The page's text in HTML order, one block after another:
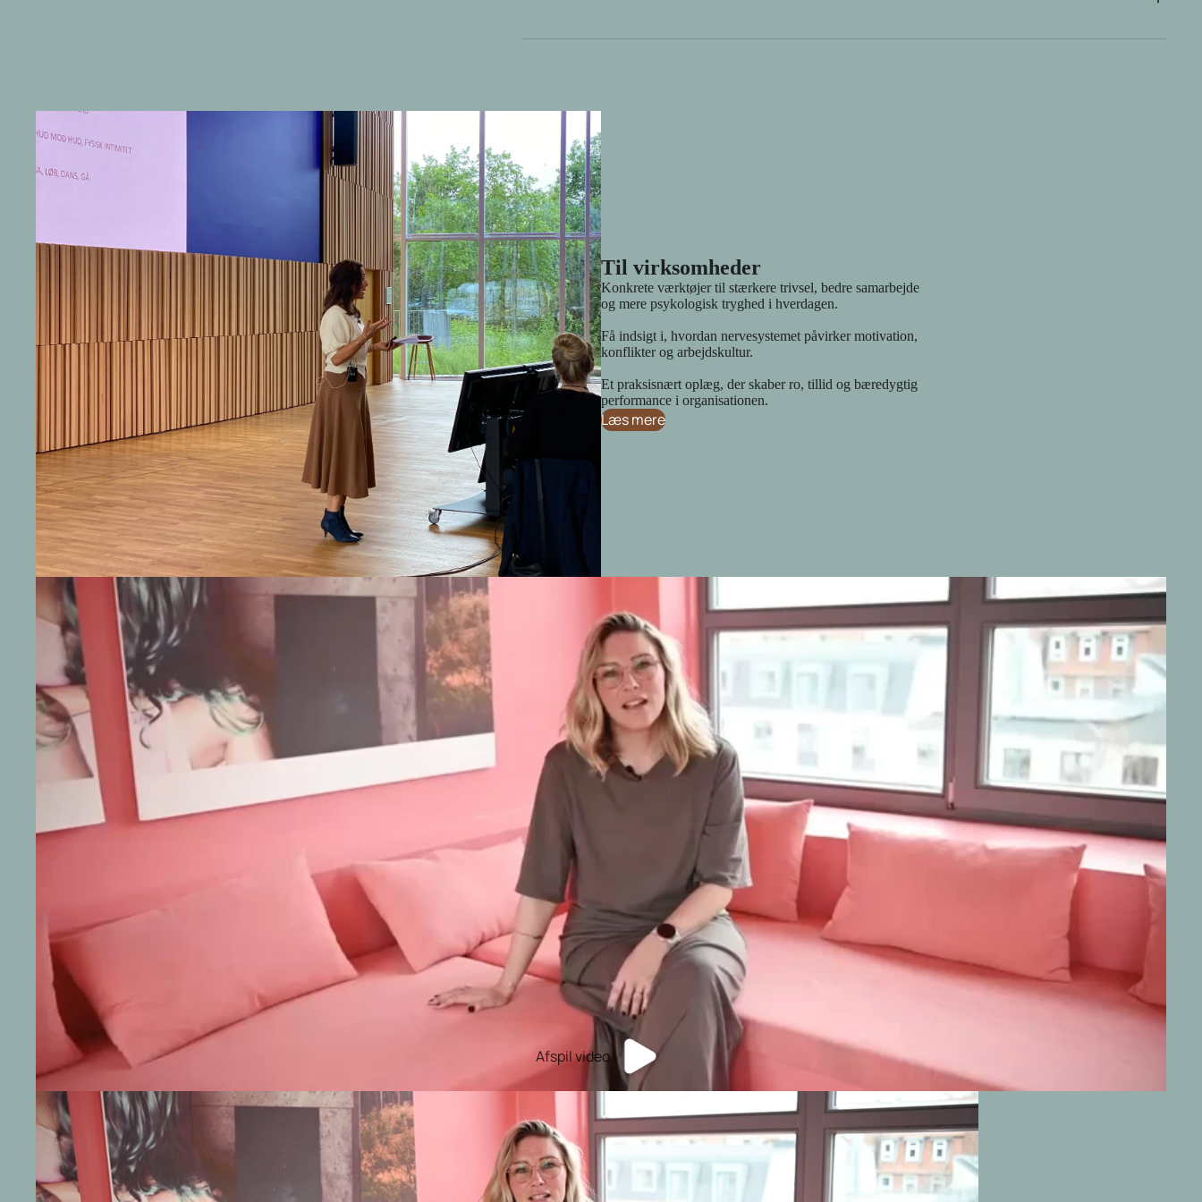
i dit fag og skabe trivsel, der holder.
næret – af mennesker, der forstår præcis, hvad du taler om. Fordi de selv lever og arbejder ud fra det samme
Til virksomheder
Konkrete værktøjer til stærkere trivsel, bedre samarbejde
og mere psykologisk tryghed i hverdagen.
Få indsigt i, hvordan nervesystemet påvirker motivation,
konflikter og arbejdskultur.
Et praksisnært oplæg, der skaber ro, tillid og bæredygtig
performance i organisationen.
Læs mere
Afspil video